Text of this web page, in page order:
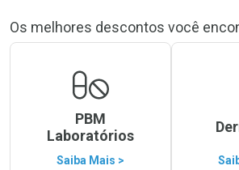
Os melhores descontos você
PBM
Laboratórios
Saiba Mais >